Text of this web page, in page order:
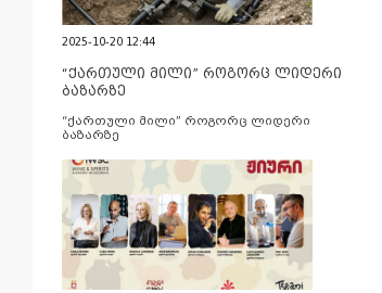
2025-10-20 12:44
“ქართული მილი” როგორც ლიდერი
ბაზარზე
“ქართული მილი” როგორც ლიდერი
ბაზარზე